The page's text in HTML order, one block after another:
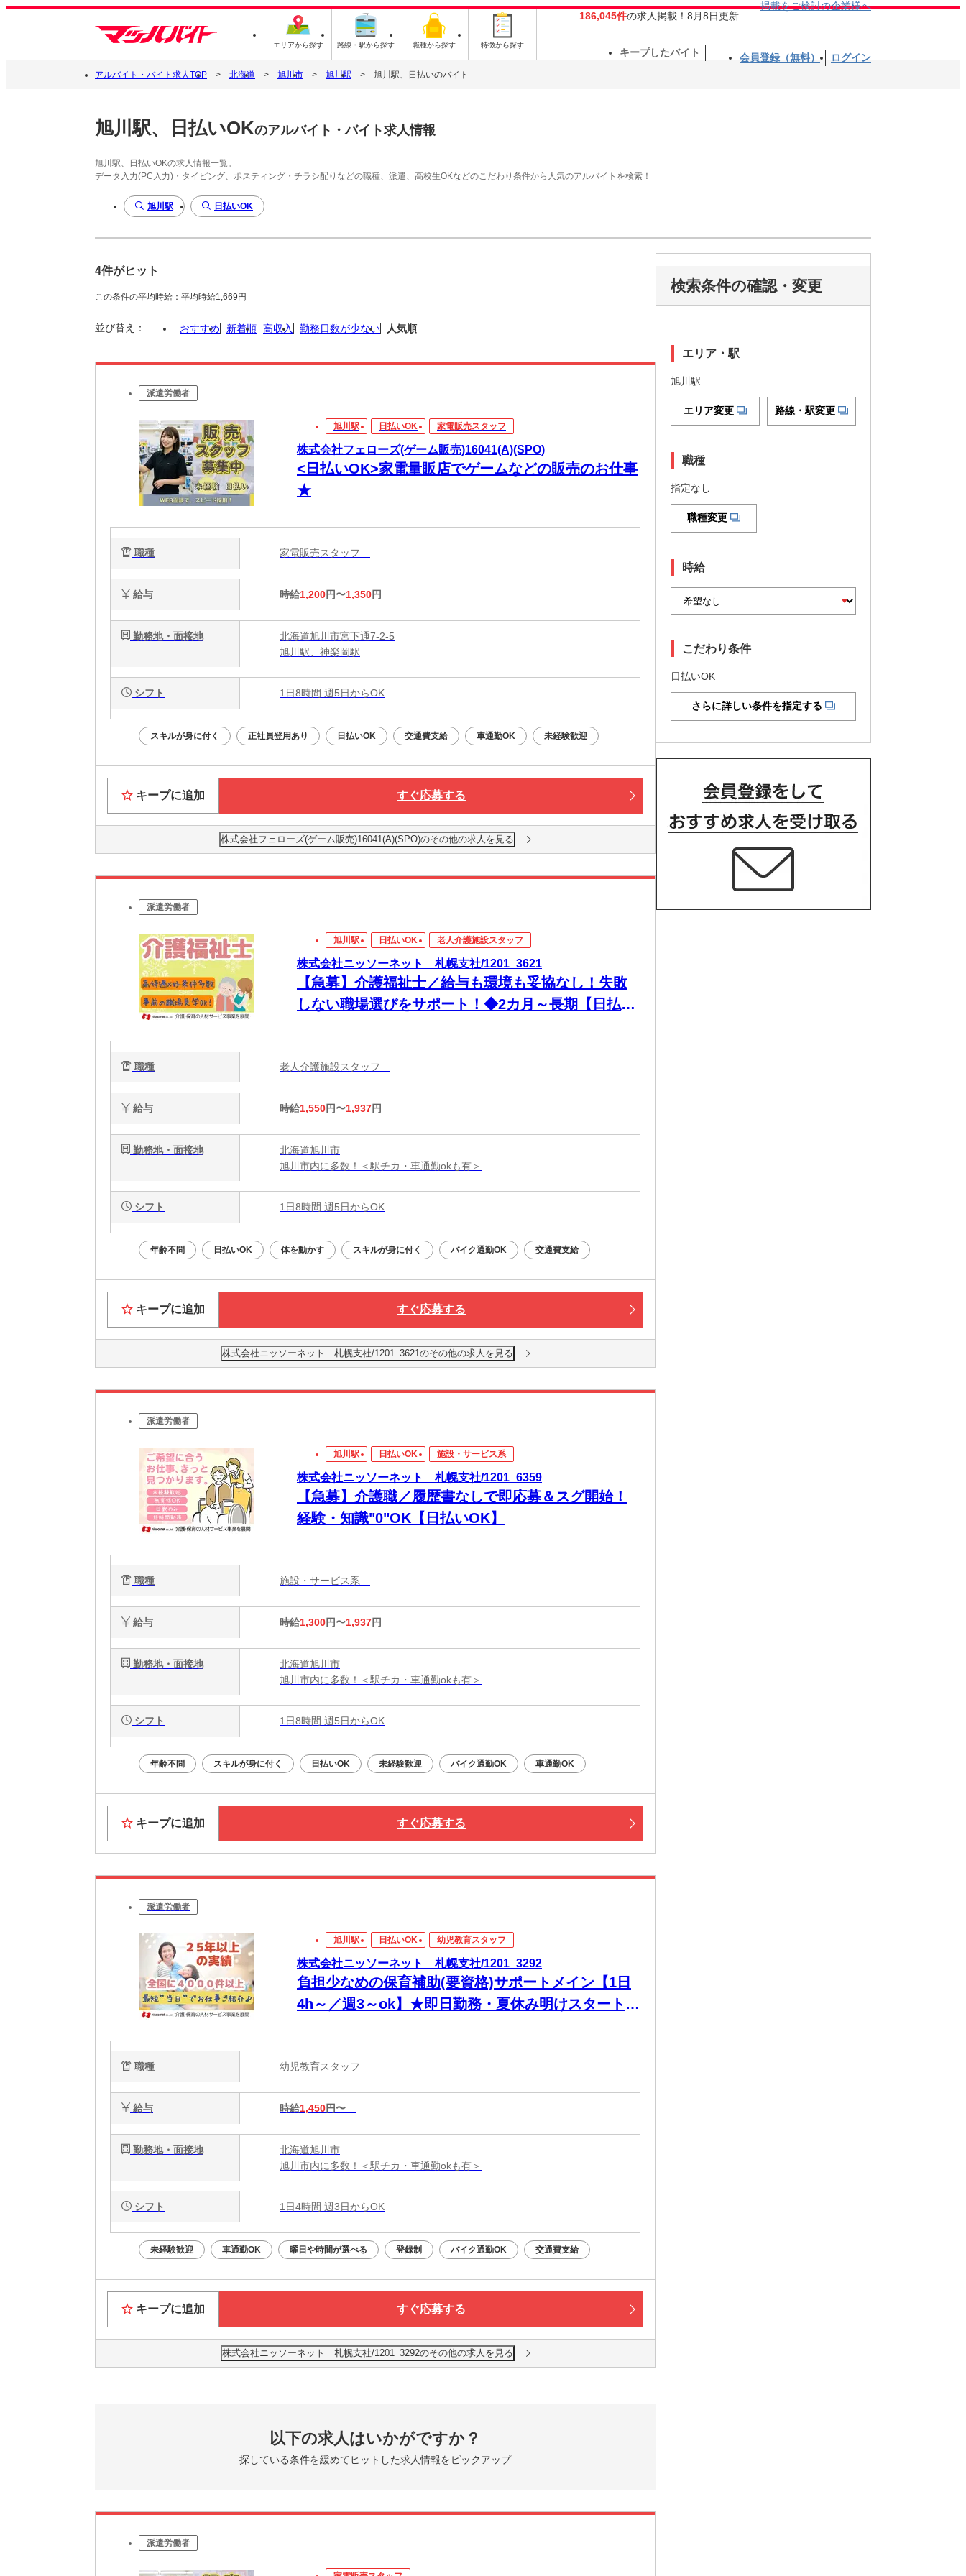
エリアから探す 路線・駅から探す 職種から探す 特徴から探す
186,045件の求人掲載！8月8日更新
掲載をご検討の企業様へ
キープしたバイト 会員登録（無料） ログイン
アルバイト・バイト求人TOP 北海道 旭川市 旭川駅 旭川駅、日払いのバイト
旭川駅、日払いOKのアルバイト・バイト求人情報
旭川駅、日払いOKの求人情報一覧。
データ入力(PC入力)・タイピング、ポスティング・チラシ配りなどの職種、派遣、高校生OKなどのこだわり条件から人気のアルバイトを検索！
旭川駅 日払いOK
4件がヒット
この条件の平均時給：平均時給1,669円
並び替え： おすすめ 新着順 高収入 勤務日数が少ない 人気順
派遣労働者
旭川駅 日払いOK 家電販売スタッフ
株式会社フェローズ(ゲーム販売)16041(A)(SPO)
<日払いOK>家電量販店でゲームなどの販売のお仕事
★
職種 家電販売スタッフ
給与 時給1,200円〜1,350円
勤務地・面接地
北海道旭川市宮下通7-2-5
旭川駅、神楽岡駅
シフト 1日8時間 週5日からOK
スキルが身に付く 正社員登用あり 日払いOK 交通費支給 車通勤OK 未経験歓迎
キープに追加 すぐ応募する
株式会社フェローズ(ゲーム販売)16041(A)(SPO)のその他の求人を見る
派遣労働者
旭川駅 日払いOK 老人介護施設スタッフ
株式会社ニッソーネット 札幌支社/1201_3621
【急募】介護福祉士／給与も環境も妥協なし！失敗
しない職場選びをサポート！◆2カ月～長期【日払い
職種 老人介護施設スタッフ
給与 時給1,550円〜1,937円
勤務地・面接地
北海道旭川市
旭川市内に多数！＜駅チカ・車通勤okも有＞
シフト 1日8時間 週5日からOK
年齢不問 日払いOK 体を動かす スキルが身に付く バイク通勤OK 交通費支給
キープに追加 すぐ応募する
株式会社ニッソーネット 札幌支社/1201_3621のその他の求人を見る
派遣労働者
旭川駅 日払いOK 施設・サービス系
株式会社ニッソーネット 札幌支社/1201_6359
【急募】介護職／履歴書なしで即応募＆スグ開始！
経験・知識"0"OK【日払いOK】
職種 施設・サービス系
給与 時給1,300円〜1,937円
勤務地・面接地
北海道旭川市
旭川市内に多数！＜駅チカ・車通勤okも有＞
シフト 1日8時間 週5日からOK
年齢不問 スキルが身に付く 日払いOK 未経験歓迎 バイク通勤OK 車通勤OK
キープに追加 すぐ応募する
派遣労働者
旭川駅 日払いOK 幼児教育スタッフ
株式会社ニッソーネット 札幌支社/1201_3292
負担少なめの保育補助(要資格)サポートメイン【1日
4h～／週3～ok】★即日勤務・夏休み明けスタート
職種 幼児教育スタッフ
給与 時給1,450円〜
勤務地・面接地
北海道旭川市
旭川市内に多数！＜駅チカ・車通勤okも有＞
シフト 1日4時間 週3日からOK
未経験歓迎 車通勤OK 曜日や時間が選べる 登録制 バイク通勤OK 交通費支給
キープに追加 すぐ応募する
株式会社ニッソーネット 札幌支社/1201_3292のその他の求人を見る
以下の求人はいかがですか？
探している条件を緩めてヒットした求人情報をピックアップ
派遣労働者
検索条件の確認・変更
エリア・駅
旭川駅
エリア変更 路線・駅変更
職種
指定なし
職種変更
時給
こだわり条件
日払いOK
さらに詳しい条件を指定する